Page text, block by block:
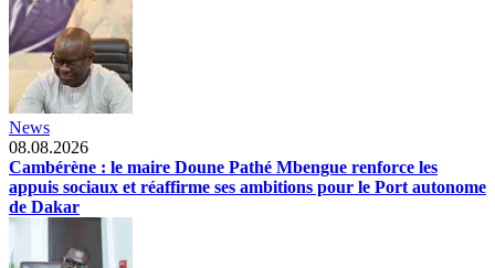
News
08.08.2026
Cambérène : le maire Doune Pathé Mbengue renforce les
appuis sociaux et réaffirme ses ambitions pour le Port autonome
de Dakar